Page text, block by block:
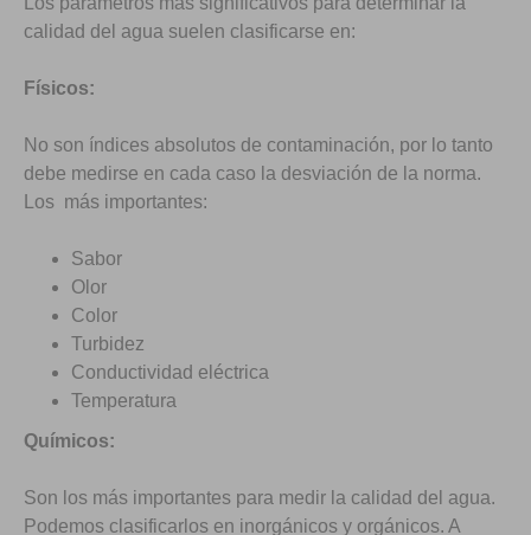
calidad del agua suelen clasificarse en:
Físicos:
No son índices absolutos de contaminación, por lo tanto
debe medirse en cada caso la desviación de la norma.
Los más importantes:
Sabor
Olor
Color
Turbidez
Conductividad eléctrica
Temperatura
Químicos:
Son los más importantes para medir la calidad del agua.
Podemos clasificarlos en inorgánicos y orgánicos. A